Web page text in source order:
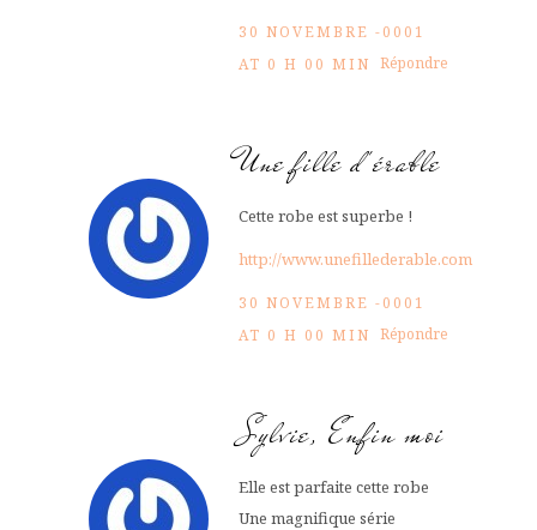
30 NOVEMBRE -0001
AT 0 H 00 MIN Répondre
Une fille d'érable
Cette robe est superbe !
http://www.unefillederable.com
30 NOVEMBRE -0001
AT 0 H 00 MIN Répondre
Sylvie, Enfin moi
Elle est parfaite cette robe
Une magnifique série